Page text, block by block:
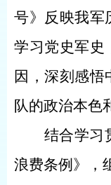
号》反映我军
学习党史军史
因，深刻感悟
队的政治本色
结合学习
浪费条例》，